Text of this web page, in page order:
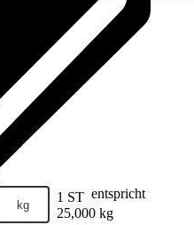
kg 1 ST entspricht
25,000 kg